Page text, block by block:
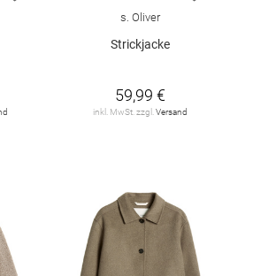
s. Oliver
Strickjacke
59,99 €
inkl. MwSt. zzgl.Versand